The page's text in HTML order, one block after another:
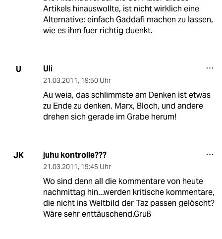
Artikels hinauswollte, ist nicht wirklich eine
Alternative: einfach Gaddafi machen zu lassen,
wie es ihm fuer richtig duenkt.
U Uli
21.03.2011, 19:50 Uhr
Au weia, das schlimmste am Denken ist etwas
zu Ende zu denken. Marx, Bloch, und andere
drehen sich gerade im Grabe herum!
JK juhu kontrolle???
21.03.2011, 19:45 Uhr
Wo sind denn all die kommentare von heute
nachmittag hin...werden kritische kommentare,
die nicht ins Weltbild der Taz passen gelöscht?
Wäre sehr enttäuschend.Gruß